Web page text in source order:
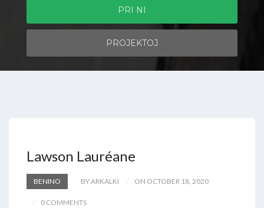
PRI NI
PROJEKTOJ
Lawson Lauréane
BENINO BY ARKALKI ON OCTOBER 18, 2020
0 COMMENTS